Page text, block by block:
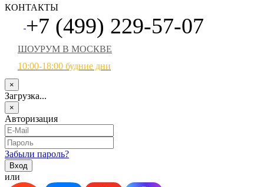
КОНТАКТЫ
+7 (499) 229-57-07
ШОУРУМ В МОСКВЕ
10:00-18:00 будние дни
×
Загрузка...
×
Авторизация
Забыли пароль?
или